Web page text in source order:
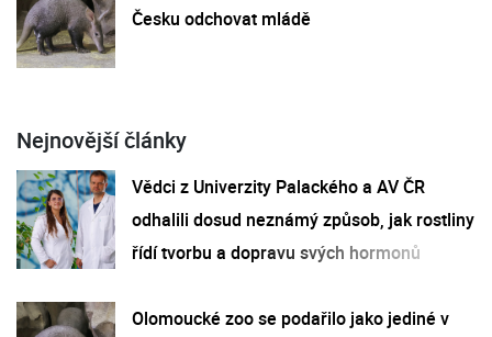
Česku odchovat mládě
Nejnovější články
Vědci z Univerzity Palackého a AV ČR
odhalili dosud neznámý způsob, jak rostliny
řídí tvorbu a dopravu svých hormonů
Olomoucké zoo se podařilo jako jediné v